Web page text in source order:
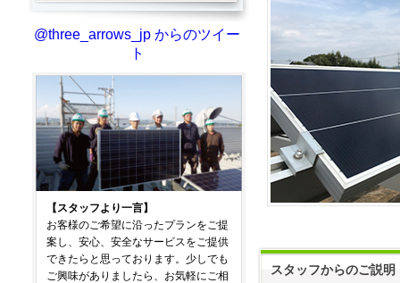
@three_arrows_jp からのツイー
ト
【スタッフより一言】
お客様のご希望に沿ったプランをご提
案し、安心、安全なサービスをご提供
できたらと思っております。少しでも
ご興味がありましたら、お気軽にご相
スタッフからのご説明